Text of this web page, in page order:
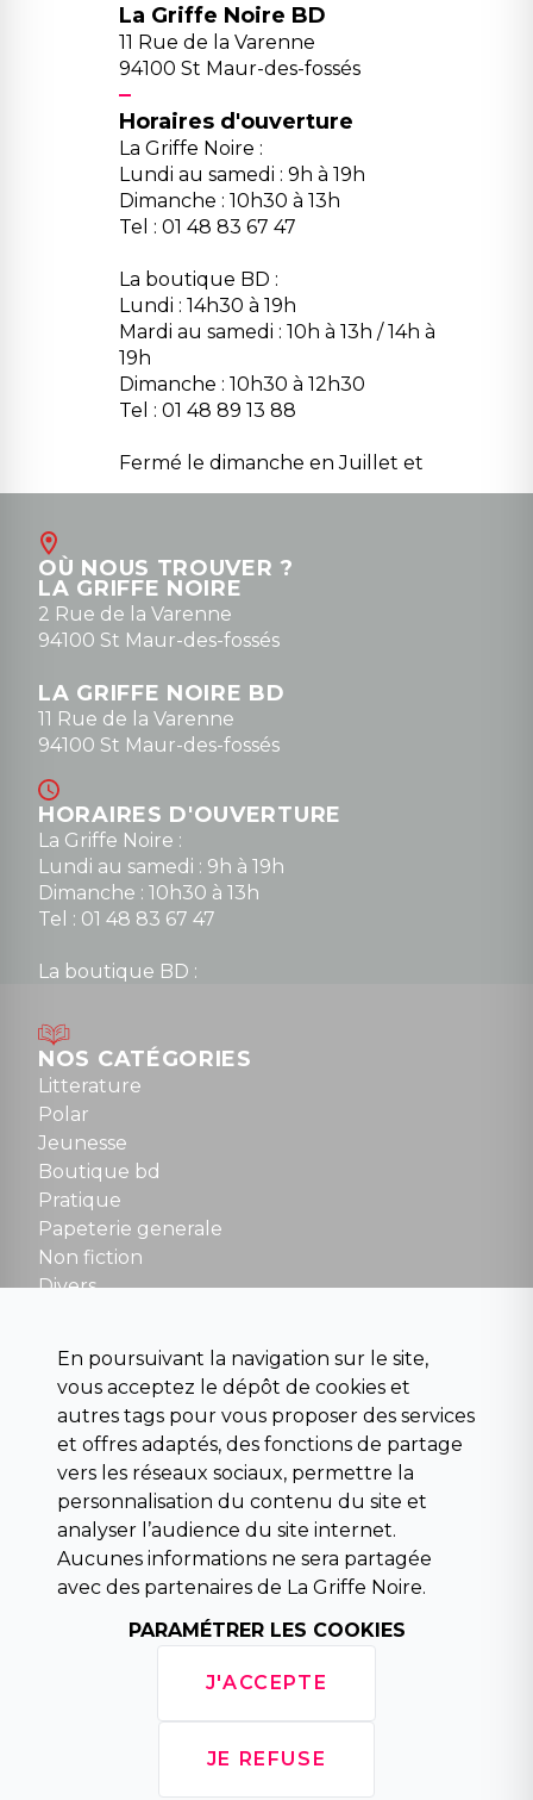
La Griffe Noire BD
11 Rue de la Varenne
94100 St Maur-des-fossés
Horaires d'ouverture
La Griffe Noire :
Lundi au samedi : 9h à 19h
Dimanche : 10h30 à 13h
Tel : 01 48 83 67 47
La boutique BD :
Lundi : 14h30 à 19h
Mardi au samedi : 10h à 13h / 14h à
19h
Dimanche : 10h30 à 12h30
Tel : 01 48 89 13 88
Fermé le dimanche en Juillet et
Août
contact@la-griffe-noire.com
0148836747
OÙ NOUS TROUVER ?
LA GRIFFE NOIRE
2 Rue de la Varenne
94100 St Maur-des-fossés
LA GRIFFE NOIRE BD
11 Rue de la Varenne
94100 St Maur-des-fossés
HORAIRES D'OUVERTURE
La Griffe Noire :
Lundi au samedi : 9h à 19h
Dimanche : 10h30 à 13h
Tel : 01 48 83 67 47
La boutique BD :
Mardi au samedi : 10h à 13h / 14h à 19h
Dimanche : 10h30 à 12h30
Tel : 01 48 89 13 88
Fermé le dimanche en Juillet et Août
NOUS CONTACTER
contact@la-griffe-noire.com
NOS CATÉGORIES
Litterature
Polar
Jeunesse
Boutique bd
Pratique
Papeterie generale
Non fiction
Divers
Para scolaire
Histoire
Pochoteque
Pleiade
INFORMATIONS
Droit de rétractation
Conditions générales de vente
Mentions légales
Horaires d'ouverture
En poursuivant la navigation sur le site,
vous acceptez le dépôt de cookies et
autres tags pour vous proposer des services
et offres adaptés, des fonctions de partage
vers les réseaux sociaux, permettre la
personnalisation du contenu du site et
analyser l’audience du site internet.
Aucunes informations ne sera partagée
avec des partenaires de La Griffe Noire.
PARAMÉTRER LES COOKIES
J'ACCEPTE
JE REFUSE